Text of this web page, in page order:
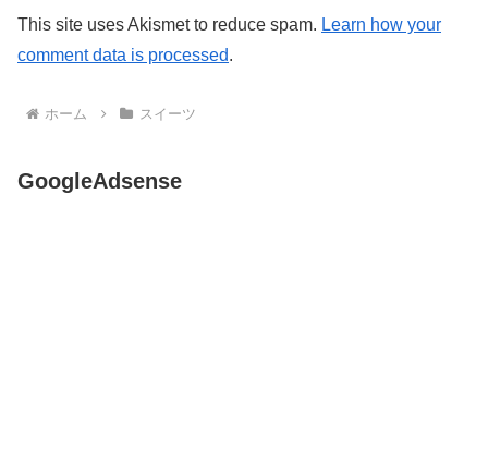
This site uses Akismet to reduce spam. Learn how your
comment data is processed.
ホーム スイーツ
GoogleAdsense